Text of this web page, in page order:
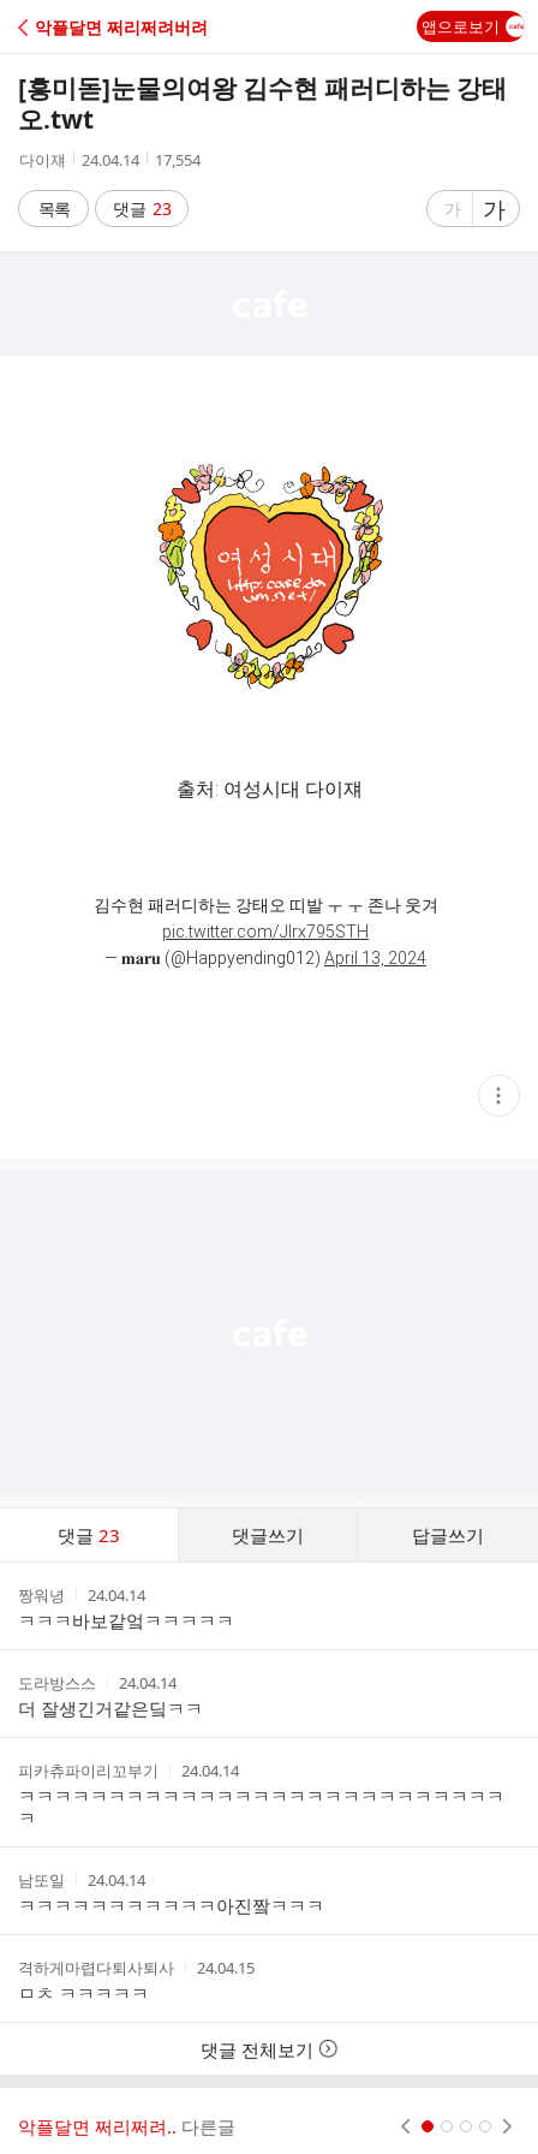
C
A
악플달면 쩌리쩌려버려 앱으로보기
[흥미돋]눈물의여왕 김수현 패러디하는 강태
오.twt
작
자
다이쟤
작
시
간
24.04.14
조
수
17,554
목록 댓글 23
글
가
글
자
가
출처: 여성시대 다이쟤
김수현 패러디하는 강태오 띠발 ㅜ ㅜ 존나 웃겨
pic.twitter.com/Jlrx795STH
— 𝐦𝐚𝐫𝐮 (@Happyending012) April 13, 2024
현
재
댓글23 댓글쓰기 답글쓰기
스
작
성
자
짱워녕
작
성
시
간
24.04.14
ㅋㅋㅋ바보같엌ㅋㅋㅋㅋㅋ
작
성
자
도라방스스
작
성
시
간
24.04.14
더 잘생긴거같은딬ㅋㅋ
작
성
자
피카츄파이리꼬부기
작
성
시
24.04.14
ㅋㅋㅋㅋㅋㅋㅋㅋㅋㅋㅋㅋㅋㅋㅋㅋㅋㅋㅋㅋㅋㅋㅋㅋㅋㅋㅋ
ㅋ
작
성
자
남또일
작
성
간
24.04.14
ㅋㅋㅋㅋㅋㅋㅋㅋㅋㅋㅋ아진짴ㅋㅋㅋ
작
성
자
격하게마렵다퇴사퇴사
작
간
24.04.15
ㅁㅊ ㅋㅋㅋㅋㅋ
댓글 전체보기
악플달면 쩌리쩌려.. 다른글